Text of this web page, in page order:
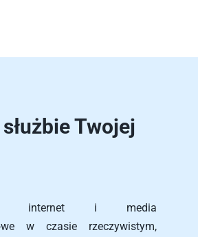
Twojej
internet i media
w czasie rzeczywistym,